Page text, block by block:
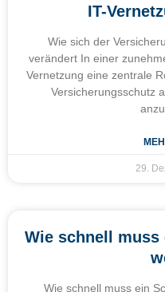
IT-
Wie sich der
verändert In einer
Vernetzung eine zentrale
Versicherungsschutz
29.
Wie schnell muss
Wie schnell muss ein